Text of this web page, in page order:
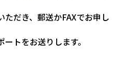
だき、郵送かFAXでお申し
トをお送りします。